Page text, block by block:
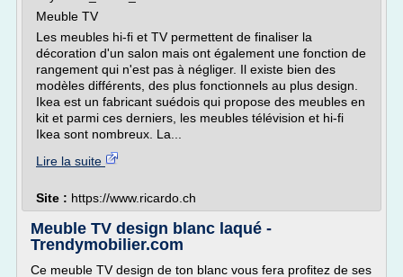
Meuble TV
Les meubles hi-fi et TV permettent de finaliser la
décoration d'un salon mais ont également une fonction de
rangement qui n'est pas à négliger. Il existe bien des
modèles différents, des plus fonctionnels au plus design.
Ikea est un fabricant suédois qui propose des meubles en
kit et parmi ces derniers, les meubles télévision et hi-fi
Ikea sont nombreux. La...
Lire la suite
Site : https://www.ricardo.ch
Meuble TV design blanc laqué -
Trendymobilier.com
Ce meuble TV design de ton blanc vous fera profitez de ses